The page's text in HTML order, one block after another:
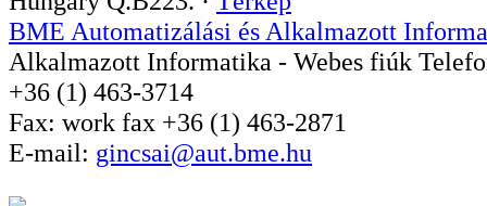
BME Automatizálási és Alkalmazott
Alkalmazott Informatika - Webes fiúk
+36 (1) 463-3714
Fax: work fax +36 (1) 463-2871
E-mail: gincsai@aut.bme.hu